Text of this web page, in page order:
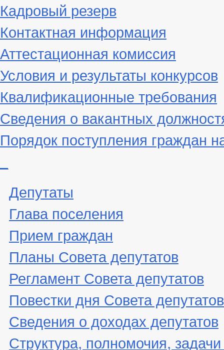
Кадровый резерв
Контактная информация
Аттестационная комиссия
Условия и результаты конкурсов
Квалификационные требования
Сведения о вакантных
Порядок поступления граждан
Депутаты
Глава поселения
Прием граждан
Планы Совета депутатов
Регламент Совета депутатов
Повестки дня Совета депутатов
Сведения о доходах депутатов
Структура, полномочия,